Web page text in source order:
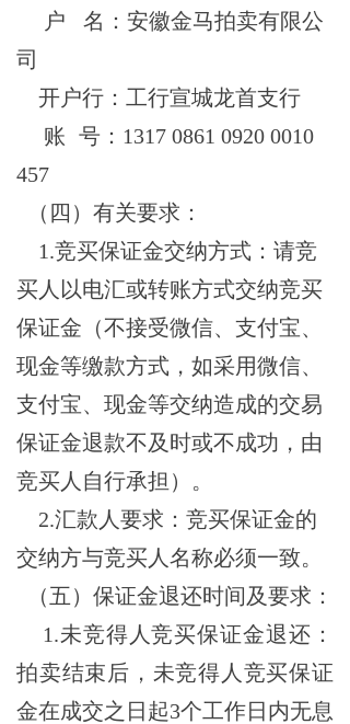
户
名：安徽金马拍卖有限公
司
开户行：工行宣城龙首支行
账 号： 1317 0861 0920 0010
457
（四） 有关要求：
1.竞买保证金交纳方式：请竞
买人以电汇或转账方式交纳竞买
保证金（不接受微信、支付宝、
现金等缴款方式，如采用微信、
支付宝、现金等交纳造成的交易
保证金退款不及时或不成功，由
竞买人自行承担）。
2.汇款人要求：竞买保证金的
交纳方与竞买人名称必须一致。
（五）保证金退还时间及要求：
1.未竞得人竞买保证金退还：
拍卖结束后，未竞得人竞买保证
金在成交之日起3个工作日内无息